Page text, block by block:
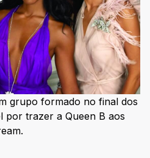
grupo formado no final dos
por trazer a Queen B aos